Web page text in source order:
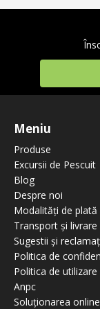
Meniu
Produse
Excursii de Pescuit
Blog
Despre noi
Modalități de plată
Transport și livrare
Sugestii și
Politica de
Politica de
Anpc
Soluționarea